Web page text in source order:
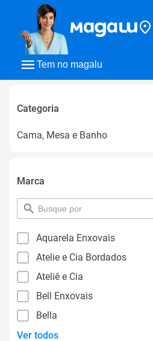
Tem no magalu
Categoria
Cama, Mesa e Banho
Marca
pesquisar
por
Aquarela Enxovais
Atelie e Cia Bordados
Ateliê e Cia
Bell Enxovais
Bella
Ver todos